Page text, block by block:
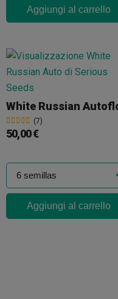
Aggiungi al carrello
(7)
50,00 €
Aggiungi al carrello